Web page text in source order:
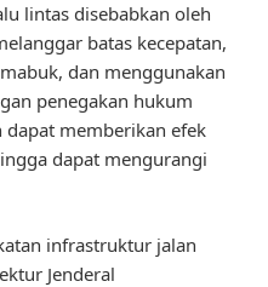
lintas disebabkan oleh
batas kecepatan,
dan menggunakan
penegakan hukum
memberikan efek
dapat mengurangi
infrastruktur jalan
Jenderal